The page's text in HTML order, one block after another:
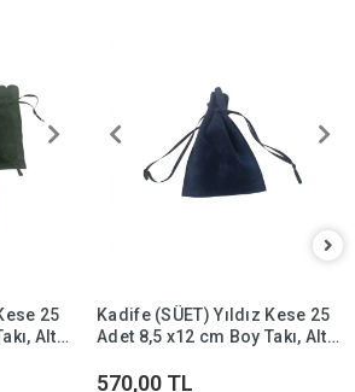
25
Altın
Kadife (SÜET) Yıldız Kese 25
Adet 8,5 x12 cm Boy Takı, Altın
570,00 TL